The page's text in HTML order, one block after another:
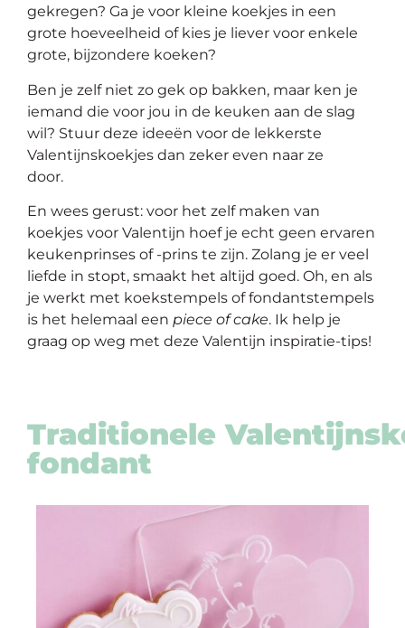
Maatwerk
Cursussen
Gratis
Outlet
gekregen? Ga je voor kleine koekjes in een
grote hoeveelheid of kies je liever voor enkele
grote, bijzondere koeken?
Ben je zelf niet zo gek op bakken, maar ken je
iemand die voor jou in de keuken aan de slag
wil? Stuur deze ideeën voor de lekkerste
Valentijnskoekjes dan zeker even naar ze
door.
En wees gerust: voor het zelf maken van
koekjes voor Valentijn hoef je echt geen ervaren
keukenprinses of -prins te zijn. Zolang je er veel
liefde in stopt, smaakt het altijd goed. Oh, en als
je werkt met koekstempels of fondantstempels
is het helemaal een piece of cake. Ik help je
graag op weg met deze Valentijn inspiratie-tips!
Traditionele
fondant